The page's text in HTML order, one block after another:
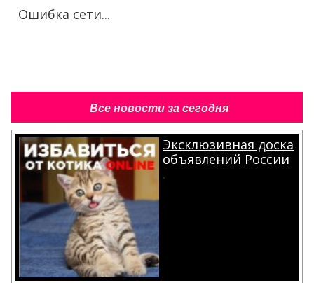
Ошибка сети...
Все новости за сегодня
Эксклюзивная доска
объявлений России
.